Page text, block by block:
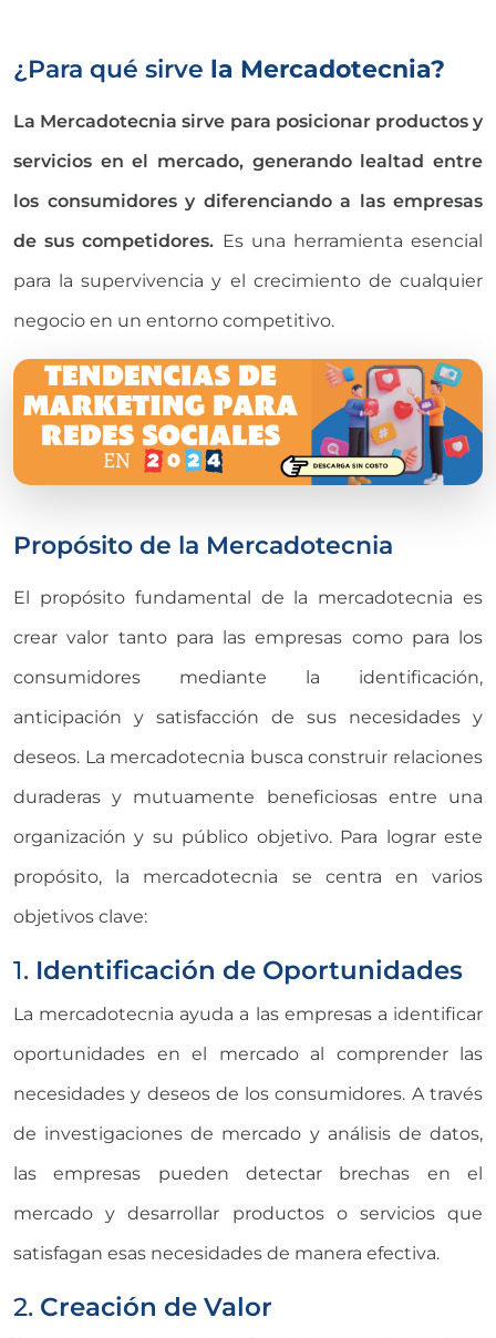
¿Para qué sirve la Mercadotecnia?
La Mercadotecnia sirve para posicionar productos y
servicios en el mercado, generando lealtad entre
los consumidores y diferenciando a las empresas
de sus competidores. Es una herramienta esencial
para la supervivencia y el crecimiento de cualquier
negocio en un entorno competitivo.
Propósito de la Mercadotecnia
El propósito fundamental de la mercadotecnia es
crear valor tanto para las empresas como para los
consumidores mediante la identificación,
anticipación y satisfacción de sus necesidades y
deseos. La mercadotecnia busca construir relaciones
duraderas y mutuamente beneficiosas entre una
organización y su público objetivo. Para lograr este
propósito, la mercadotecnia se centra en varios
objetivos clave:
1. Identificación de Oportunidades
La mercadotecnia ayuda a las empresas a identificar
oportunidades en el mercado al comprender las
necesidades y deseos de los consumidores. A través
de investigaciones de mercado y análisis de datos,
las empresas pueden detectar brechas en el
mercado y desarrollar productos o servicios que
satisfagan esas necesidades de manera efectiva.
2. Creación de Valor